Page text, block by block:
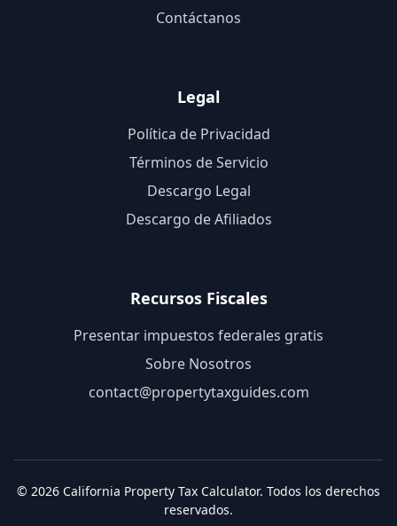
Contáctanos
Legal
Política de Privacidad
Términos de Servicio
Descargo Legal
Descargo de Afiliados
Recursos Fiscales
Presentar impuestos federales gratis
Sobre Nosotros
contact@propertytaxguides.com
© 2026 California Property Tax Calculator. Todos los derechos
reservados.